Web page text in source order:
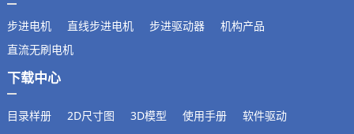
步进电机 直线步进电机 步进驱动器
机构产品
直流无刷电机
下载中心
目录样册 2D尺寸图 3D模型 使用手册 软件驱动